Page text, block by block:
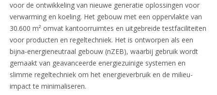
voor de ontwikkeling van nieuwe generatie oplossingen voor
verwarming en koeling. Het gebouw met een oppervlakte van
30.600 m² omvat kantoorruimtes en uitgebreide testfaciliteiten
voor producten en regeltechniek. Het is ontworpen als een
bijna-energieneutraal gebouw (nZEB), waarbij gebruik wordt
gemaakt van geavanceerde energiezuinige systemen en
slimme regeltechniek om het energieverbruik en de milieu-
impact te minimaliseren.